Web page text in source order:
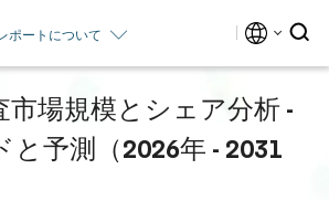
ポートについて
市場規模とシェア分析 -
と予測（2026年 - 2031